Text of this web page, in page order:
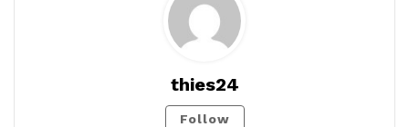
thies24
Follow